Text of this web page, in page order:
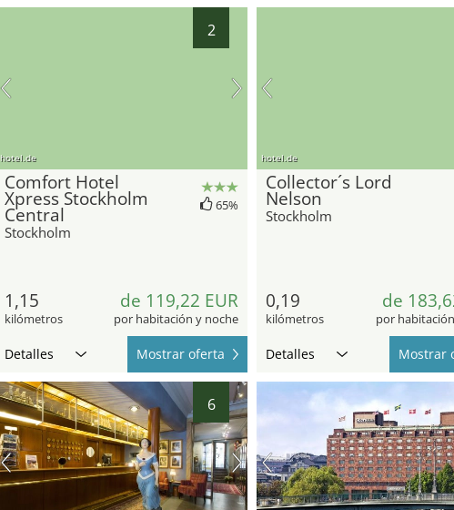
2
hotel.de
Comfort Hotel
Xpress Stockholm
Central
Stockholm
65%
1,15
kilómetros
de 119,22 EUR
por habitación y noche
Detalles Mostrar oferta
hotel.de
Collector´s Lord
Nelson
Stockholm
0,19
kilómetros
de
por
Detalles Mostrar
6